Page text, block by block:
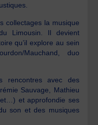
collectages la musique
Limousin. Il devient
qu’il explore au sein
Mauchand, duo
rencontres avec des
Sauvage, Mathieu
et approfondie ses
son et des musiques